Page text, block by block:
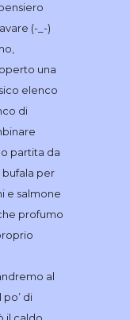
(-_-)
una
elenco
di
partita da
bufala per
e salmone
profumo
al
di